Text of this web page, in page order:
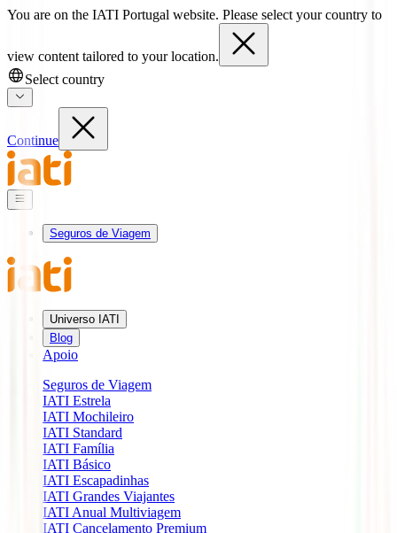
You are on the IATI Portugal website. Please select your country to
view content tailored to your location.
Select country
Continue
Seguros de Viagem
Universo IATI
Blog
Apoio
Seguros de Viagem
IATI Estrela
IATI Mochileiro
IATI Standard
IATI Família
IATI Básico
IATI Escapadinhas
IATI Grandes Viajantes
IATI Anual Multiviagem
IATI Cancelamento Premium